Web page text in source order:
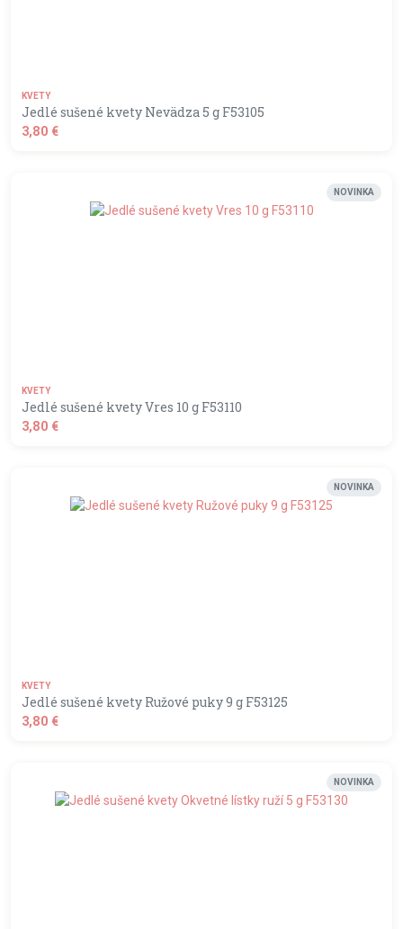
KVETY
Jedlé sušené kvety Nevädza 5 g F53105
3,80 €
NOVINKA
KVETY
Jedlé sušené kvety Vres 10 g F53110
3,80 €
NOVINKA
KVETY
Jedlé sušené kvety Ružové puky 9 g F53125
3,80 €
NOVINKA